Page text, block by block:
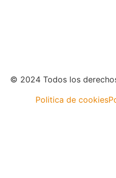
© 2024 Todos los
Politica de cookies